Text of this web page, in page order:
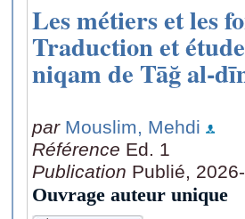
Les métiers et les
Traduction et
niqam de Tāğ al-
par Mouslim, Mehdi
Référence Ed. 1
Publication Publié,
Ouvrage auteur unique